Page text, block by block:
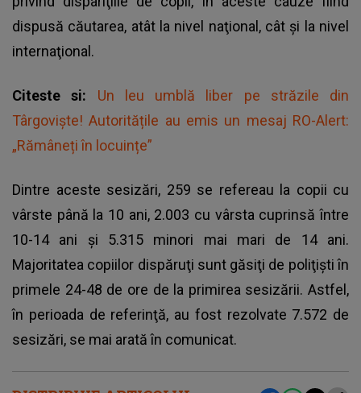
dispusă căutarea, atât la nivel naţional, cât şi la nivel
internaţional.
Citeste si: Un leu umblă liber pe străzile din
Târgovişte! Autoritățile au emis un mesaj RO-Alert:
„Rămâneți în locuințe”
Dintre aceste sesizări, 259 se refereau la copii cu
vârste până la 10 ani, 2.003 cu vârsta cuprinsă între
10-14 ani şi 5.315 minori mai mari de 14 ani.
Majoritatea copiilor dispăruţi sunt găsiţi de poliţişti în
primele 24-48 de ore de la primirea sesizării. Astfel,
în perioada de referinţă, au fost rezolvate 7.572 de
sesizări, se mai arată în comunicat.